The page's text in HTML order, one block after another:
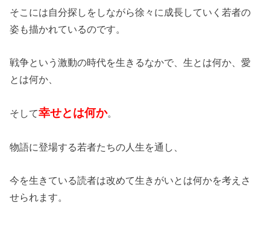
そこには自分探しをしながら徐々に成長していく若者の
姿も描かれているのです。
戦争という激動の時代を生きるなかで、生とは何か、愛
とは何か、
そして幸せとは何か。
物語に登場する若者たちの人生を通し、
今を生きている読者は改めて生きがいとは何かを考えさ
せられます。